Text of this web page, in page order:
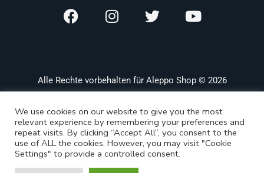
Alle Rechte vorbehalten für Aleppo Shop © 2026
We use cookies on our website to give you the most
relevant experience by remembering your preferences and
repeat visits. By clicking “Accept All”, you consent to the
use of ALL the cookies. However, you may visit "Cookie
Settings" to provide a controlled consent.